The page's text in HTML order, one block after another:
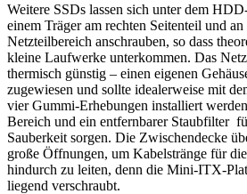
Weitere SSDs lassen sich unter dem
einem Träger am rechten Seitenteil und
Netzteilbereich anschrauben, so dass
kleine Laufwerke unterkommen. Das
thermisch günstig – einen eigenen
zugewiesen und sollte idealerweise mit
vier Gummi-Erhebungen installiert
Bereich und ein entfernbarer Staubfilter
Sauberkeit sorgen. Die Zwischendecke
große Öffnungen, um Kabelstränge für
hindurch zu leiten, denn die Mini-ITX-
liegend verschraubt.